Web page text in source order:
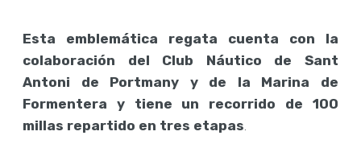
Esta emblemática regata cuenta con la
colaboración del Club Náutico de Sant
Antoni de Portmany y de la Marina de
Formentera y tiene un recorrido de 100
millas repartido en tres etapas